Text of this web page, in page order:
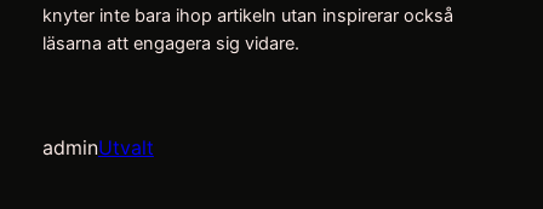
knyter inte bara ihop artikeln utan inspirerar också
läsarna att engagera sig vidare.
adminUtvalt